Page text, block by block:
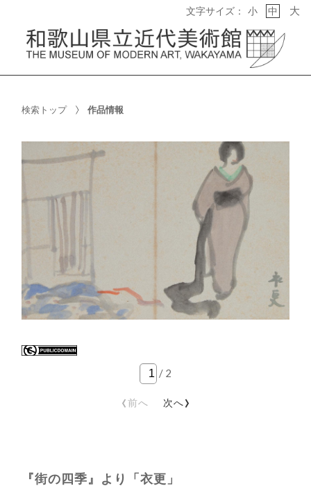
文字サイズ： 小 中 大
検索トップ 作品情報
/ 2
‹前へ 次へ›
『街の四季』より「衣更」